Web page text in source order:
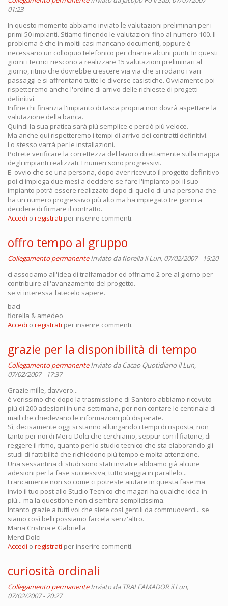
01:23
In questo momento abbiamo inviato le valutazioni preliminari per i
primi 50 impianti. Stiamo finendo le valutazioni fino al numero 100. Il
problema è che in moltii casi mancano documenti, oppure è
necessario un colloquio telefonico per chiarire alcuni punti. In questi
giorni i tecnici riescono a realizzare 15 valutazioni preliminari al
giorno, ritmo che dovrebbe crescere via via che si rodano i vari
passaggi e si affrontano tutte le diverse casistiche. Ovviamente poi
rispetteremo anche l'ordine di arrivo delle richieste di progetti
definitivi.
Infine chi finanzia l'impianto di tasca propria non dovrà aspettare la
valutazione della banca.
Quindi la sua pratica sarà più semplice e perciò più veloce.
Ma anche qui rispetteremo i tempi di arrivo dei contratti definitivi.
Lo stesso varrà per le installazioni.
Potrete verificare la correttezza del lavoro direttamente sulla mappa
degli impianti realizzati. I numeri sono progressivi.
E' ovvio che se una persona, dopo aver ricevuto il progetto definitivo
poi ci impiega due mesi a decidere se fare l'impianto poi il suo
impianto potrà essere realizzato dopo di quello di una persona che
ha un numero progressivo più alto ma ha impiegato tre giorni a
decidere di firmare il contratto.
Accedi o registrati per inserire commenti.
offro tempo al gruppo
Collegamento permanente Inviato dafiorellail Lun, 07/02/2007 - 15:20
ci associamo all'idea di tralfamador ed offriamo 2 ore al giorno per
contribuire all'avanzamento del progetto.
se vi interessa fatecelo sapere.
baci
fiorella & amedeo
Accedi o registrati per inserire commenti.
grazie per la disponibilità di tempo
Collegamento permanente Inviato daCacao Quotidiano il Lun,
07/02/2007 - 17:37
Grazie mille, davvero...
è verissimo che dopo la trasmissione di Santoro abbiamo ricevuto
più di 200 adesioni in una settimana, per non contare le centinaia di
mail che chiedevano le informazioni più disparate.
Sì, decisamente oggi si stanno allungando i tempi di risposta, non
tanto per noi di Merci Dolci che cerchiamo, seppur con il fiatone, di
reggere il ritmo, quanto per lo studio tecnico che sta elaborando gli
studi di fattibilità che richiedono più tempo e molta attenzione.
Una sessantina di studi sono stati inviati e abbiamo già alcune
adesioni per la fase successiva, tutto viaggia in parallelo...
Francamente non so come ci potreste aiutare in questa fase ma
invio il tuo post allo Studio Tecnico che magari ha qualche idea in
più... ma la questione non ci sembra semplicissima.
Intanto grazie a tutti voi che siete così gentili da commuoverci... se
siamo così belli possiamo farcela senz'altro.
Maria Cristina e Gabriella
Merci Dolci
Accedi o registrati per inserire commenti.
curiosità ordinali
Collegamento permanente Inviato da TRALFAMADORil Lun,
07/02/2007 - 20:27